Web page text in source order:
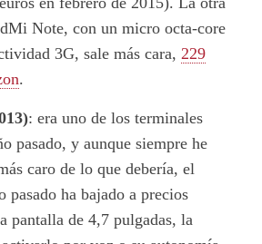
Note, con un micro octa-core
3G, sale más cara, 229
.
: era uno de los terminales
pasado, y aunque siempre he
caro de lo que debería, el
pasado ha bajado a precios
pantalla de 4,7 pulgadas, la